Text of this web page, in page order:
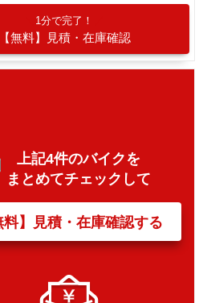
1分で完了！
【無料】見積・在庫確認
上記4件のバイクを
まとめてチェックして
料】見積・在庫確認する